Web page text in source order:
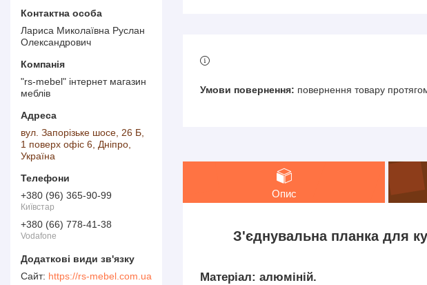
повернення товару
Опис
З'єднувальнапланка для
Матеріал: алюміній.
Лариса Миколаївна Руслан
Олександрович
"rs-mebel" інтернет магазин
меблів
вул. Запорізьке шосе, 26 Б,
1 поверх офіс 6, Дніпро,
Україна
+380 (96) 365-90-99
Київстар
+380 (66) 778-41-38
Vodafone
https://rs-mebel.com.ua